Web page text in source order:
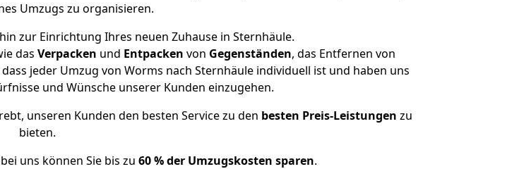
Umzugs zu organisieren.
zur Einrichtung Ihres neuen Zuhause in Sternhäule.
das Verpacken und Entpacken von Gegenständen, das Entfernen von
jeder Umzug von Worms nach Sternhäule individuell ist und haben uns
und Wünsche unserer Kunden einzugehen.
unseren Kunden den besten Service zu den besten Preis-Leistungen zu
bieten.
uns können Sie bis zu 60 % der Umzugskosten sparen.